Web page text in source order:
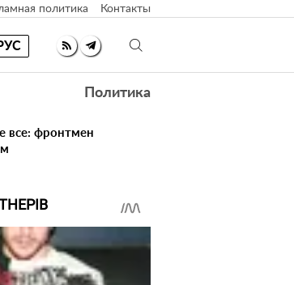
политика Контакты
Политика
все: фронтмен